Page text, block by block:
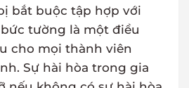
bắt buộc tập hợp với
tường là một điều
cho mọi thành viên
Sự hài hòa trong gia